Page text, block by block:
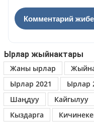
Ырлар жыйнактары
Жаны ырлар
Ырлар 2021
Ырлар
Шаңдуу
Кайгылуу
Кыздарга